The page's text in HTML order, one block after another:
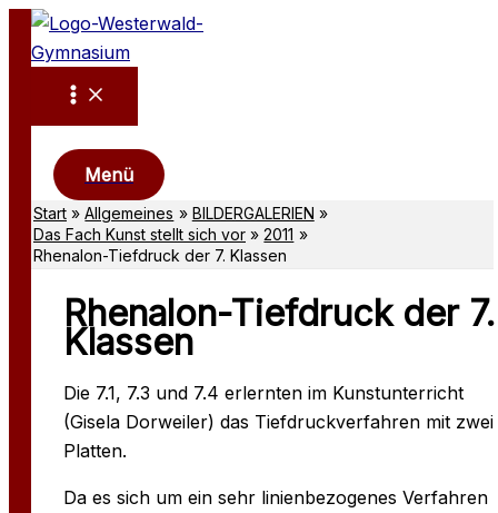
Zum
Inhalt
springen
Menü
Start Allgemeines
BILDERGALERIEN
Das Fach Kunst stellt sich vor
2011
Rhenalon-Tiefdruck der 7. Klassen
Rhenalon-Tiefdruck der 7.
Klassen
Die 7.1, 7.3 und 7.4 erlernten im Kunstunterricht
(Gisela Dorweiler) das Tiefdruckverfahren mit zwei
Platten.
Da es sich um ein sehr linienbezogenes Verfahren